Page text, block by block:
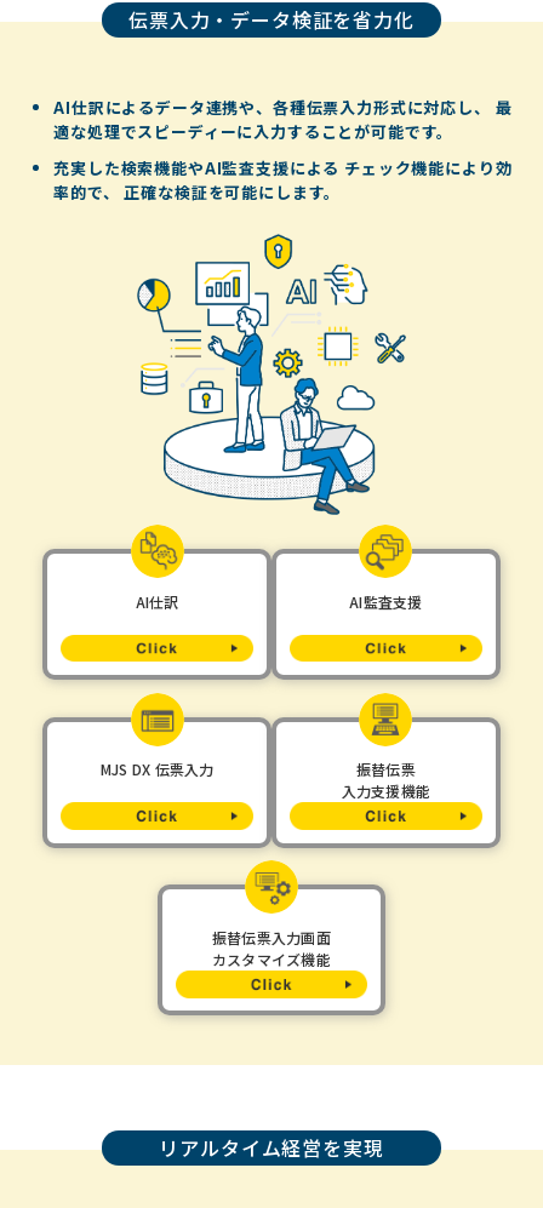
伝票入力・データ検証を省力化
AI仕訳によるデータ連携や、各種伝票入力形式に対応し、
最
適な処理でスピーディーに入力することが可能です。
充実した検索機能やAI監査支援による チェック機能により効
率的で、
正確な検証を可能にします。
AI仕訳 AI監査支援
MJS DX 伝票入力
振替伝票
入力支援機能
振替伝票入力画面
カスタマイズ機能
リアルタイム経営を実現